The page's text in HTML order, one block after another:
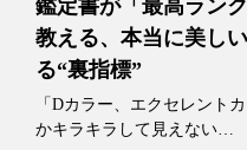
鑑定書が「最高ラン
教える、本当に美し
る“裏指標”
「Dカラー、エクセレント
かキラキラして見えない…